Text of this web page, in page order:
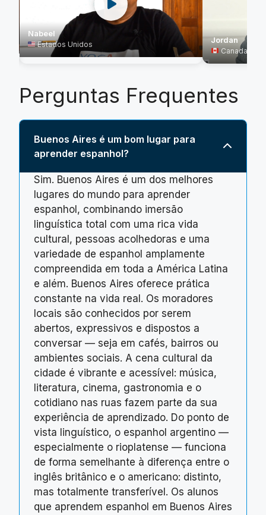
Nabeel
Estados Unidos Jordan
Canada
Perguntas Frequentes
Buenos Aires é um bom lugar para
aprender espanhol?
Sim. Buenos Aires é um dos melhores
lugares do mundo para aprender
espanhol, combinando imersão
linguística total com uma rica vida
cultural, pessoas acolhedoras e uma
variedade de espanhol amplamente
compreendida em toda a América Latina
e além. Buenos Aires oferece prática
constante na vida real. Os moradores
locais são conhecidos por serem
abertos, expressivos e dispostos a
conversar — seja em cafés, bairros ou
ambientes sociais. A cena cultural da
cidade é vibrante e acessível: música,
literatura, cinema, gastronomia e o
cotidiano nas ruas fazem parte da sua
experiência de aprendizado. Do ponto de
vista linguístico, o espanhol argentino —
especialmente o rioplatense — funciona
de forma semelhante à diferença entre o
inglês britânico e o americano: distinto,
mas totalmente transferível. Os alunos
que aprendem espanhol em Buenos Aires